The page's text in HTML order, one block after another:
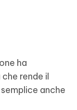
ha
rende il
anche